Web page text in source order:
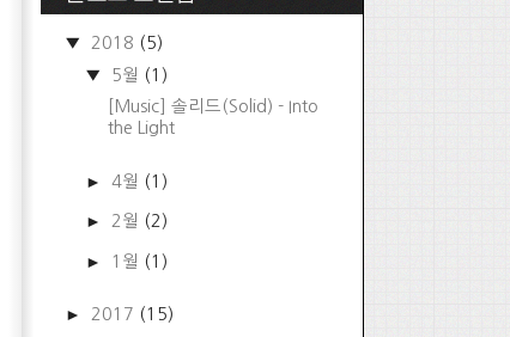
▼ 2018 (5)
▼
5월 (1)
[Music] 솔리드(Solid) - Into
the Light
►4월 (1)
► 2월 (2)
► 1월 (1)
► 2017 (15)